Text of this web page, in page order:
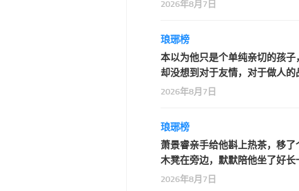
2026年8月7日
琅琊榜
本以为他只是个单纯亲切的孩子，
却没想到对于友情，对于做人的
德，这个年轻人竟有…
2026年8月7日
琅琊榜
萧景睿亲手给他斟上热茶，移了
木凳在旁边，默默陪他坐了好长
段时间，才轻轻说了…
2026年8月7日